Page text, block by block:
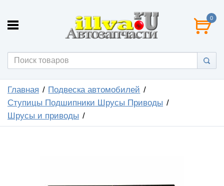
0
Главная
Подвеска автомобилей
Ступицы Подшипники Шрусы Приводы
Шрусы и приводы